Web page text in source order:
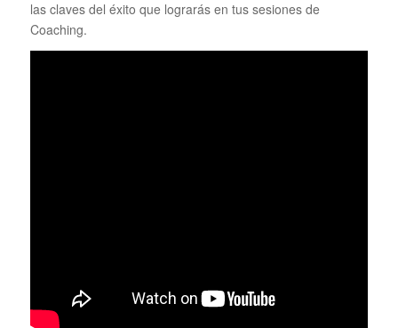
las claves del éxito que lograrás en tus sesiones de
Coaching.